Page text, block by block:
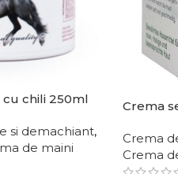
chili 250ml
si demachiant,
de maini
Crema
Crema
Crema